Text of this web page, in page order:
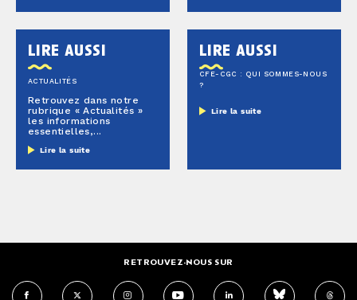
lire aussi
ACTUALITÉS
Retrouvez dans notre
rubrique « Actualités »
les informations
essentielles,...
Lire la suite
lire aussi
CFE-CGC : QUI SOMMES-NOUS
?
Lire la suite
RETROUVEZ-NOUS SUR